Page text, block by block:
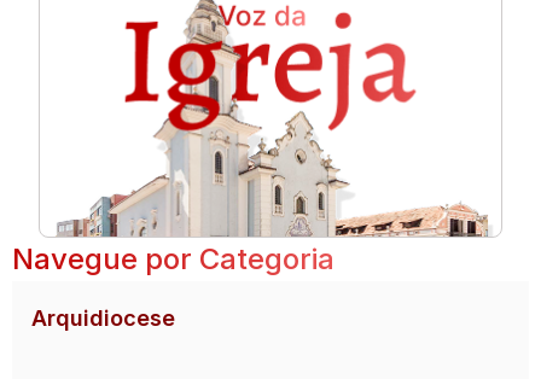
Navegue por Categoria
Arquidiocese